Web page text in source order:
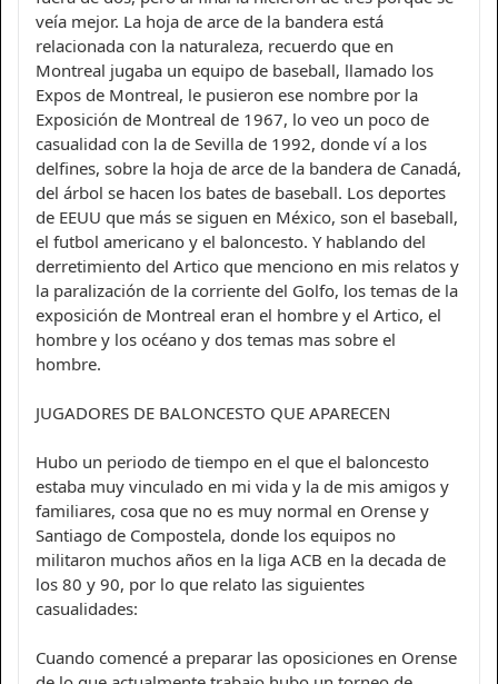
veía mejor. La hoja de arce de la bandera está
relacionada con la naturaleza, recuerdo que en
Montreal jugaba un equipo de baseball, llamado los
Expos de Montreal, le pusieron ese nombre por la
Exposición de Montreal de 1967, lo veo un poco de
casualidad con la de Sevilla de 1992, donde ví a los
delfines, sobre la hoja de arce de la bandera de Canadá,
del árbol se hacen los bates de baseball. Los deportes
de EEUU que más se siguen en México, son el baseball,
el futbol americano y el baloncesto. Y hablando del
derretimiento del Artico que menciono en mis relatos y
la paralización de la corriente del Golfo, los temas de la
exposición de Montreal eran el hombre y el Artico, el
hombre y los océano y dos temas mas sobre el
hombre.
JUGADORES DE BALONCESTO QUE APARECEN
Hubo un periodo de tiempo en el que el baloncesto
estaba muy vinculado en mi vida y la de mis amigos y
familiares, cosa que no es muy normal en Orense y
Santiago de Compostela, donde los equipos no
militaron muchos años en la liga ACB en la decada de
los 80 y 90, por lo que relato las siguientes
casualidades:
Cuando comencé a preparar las oposiciones en Orense